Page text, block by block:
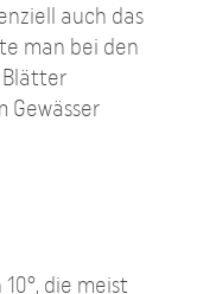
auch das
man bei den
Blätter
Gewässer
die meist